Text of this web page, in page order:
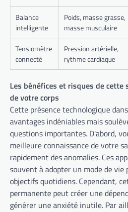
Balance
intelligente
Poids, masse grasse,
masse musculaire
Tensiomètre
connecté
Pression artérielle,
rythme cardiaque
Les bénéfices et risques de cette
de votre corps
Cette présence technologique
avantages indéniables mais
questions importantes. D'abord,
meilleure connaissance de votre
rapidement des anomalies. Ces
souvent à adopter un mode de
objectifs quotidiens. Cependant,
permanente peut créer une
générer une anxiété inutile. Par